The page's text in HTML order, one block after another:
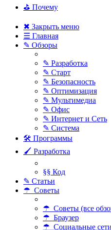
⛳ Почему
✖ Закрыть меню
☰ Главная
✎ Обзоры
✎ Разработка
✎ Старт
✎ Безопасность
✎ Оптимизация
✎ Мультимедиа
✎ Офис
✎ Интернет и Сеть
✎ Система
🛠 Программы
🖌 Разработка
§§ Код
✎ Статьи
☂ Советы
☂ Советы (все
☂ Браузер
☂ Социальные сети